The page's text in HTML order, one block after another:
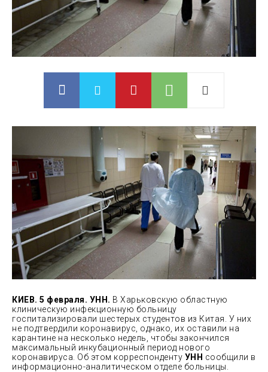
КИЕВ. 5 февраля. УНН. В Харьковскую областную
клиническую инфекционную больницу
госпитализировали шестерых студентов из Китая. У них
не подтвердили коронавирус, однако, их оставили на
карантине на несколько недель, чтобы закончился
максимальный инкубационный период нового
коронавируса. Об этом корреспонденту УНН сообщили в
информационно-аналитическом отделе больницы.